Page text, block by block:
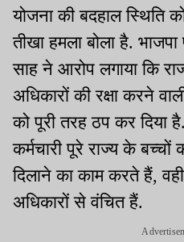
योजना की बदहाल स्थिति
तीखा हमला बोला है.
साह ने आरोप लगाया कि
अधिकारों की रक्षा करने
को पूरी तरह ठप कर दिया
कर्मचारी पूरे राज्य के बच्चों
दिलाने का काम करते हैं,
अधिकारों से वंचित हैं.